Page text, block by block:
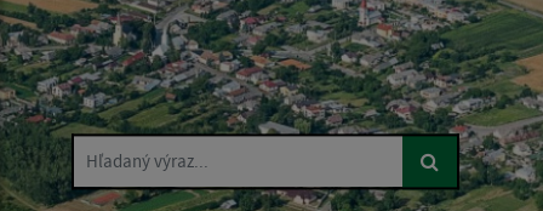
Hľadaný výraz...